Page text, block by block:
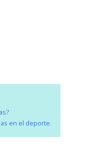
en el deporte.